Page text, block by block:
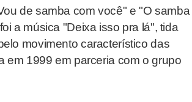
de samba com você" e "O samba
a música "Deixa isso pra lá", tida
movimento característico das
em 1999 em parceria com o grupo